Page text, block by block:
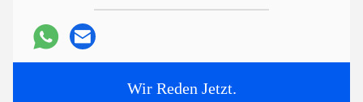
Wir Reden Jetzt.